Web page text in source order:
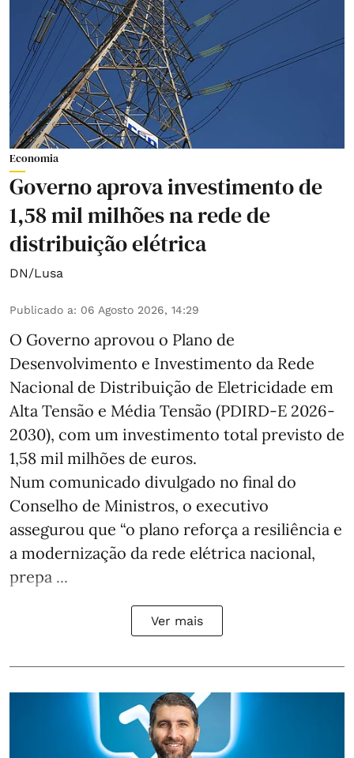
Economia
Governo aprova investimento de
1,58 mil milhões na rede de
distribuição elétrica
DN/Lusa
Publicado a: 06 Agosto 2026, 14:29
O Governo aprovou o Plano de
Desenvolvimento e Investimento da Rede
Nacional de Distribuição de Eletricidade em
Alta Tensão e Média Tensão (PDIRD-E 2026-
2030), com um investimento total previsto de
1,58 mil milhões de euros.
Num comunicado divulgado no final do
Conselho de Ministros, o executivo
assegurou que “o plano reforça a resiliência e
a modernização da rede elétrica nacional,
prepa ...
Ver mais